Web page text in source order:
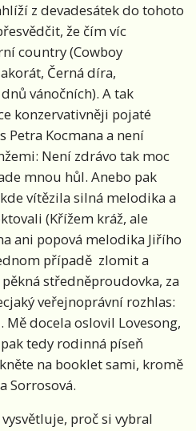
z devadesátek do tohoto
že čím víc
country (Cowboy
Černá díra,
vánočních). A tak
konzervativněji pojaté
Petra Kocmana a není
Není zdrávo tak moc
mnou hůl. Anebo pak
vítězila silná melodika a
(Křížem kráž, ale
ani popová melodika Jiřího
případě zlomit a
středněproudovka, za
veřejnoprávní rozhlas:
docela oslovil Lovesong,
tedy rodinná píseň
na booklet sami, kromě
Sorrosová.
proč si vybral